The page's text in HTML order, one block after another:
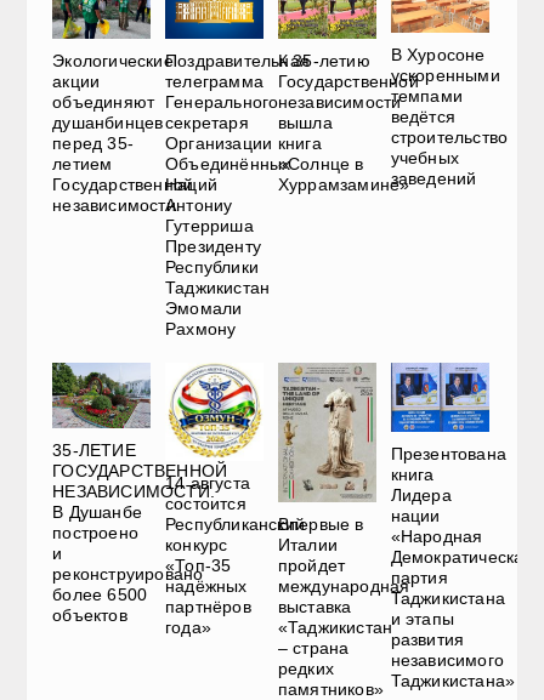
Экологические
акции
объединяют
душанбинцев
перед 35-
летием
Государственной
независимости
Поздравительная
телеграмма
Генерального
секретаря
Организации
Объединённых
Наций
Антониу
Гутерриша
Президенту
Республики
Таджикистан
Эмомали
Рахмону
К 35-летию
Государственной
независимости
вышла
книга
«Солнце в
Хуррамзамине»
В Хуросоне
ускоренными
темпами
ведётся
строительство
учебных
заведений
35-ЛЕТИЕ
ГОСУДАРСТВЕННОЙ
НЕЗАВИСИМОСТИ.
В Душанбе
построено
и
реконструировано
более 6500
объектов
14 августа
состоится
Республиканский
конкурс
«Топ-35
надёжных
партнёров
года»
Впервые в
Италии
пройдет
международная
выставка
«Таджикистан
– страна
редких
памятников»
Презентована
книга
Лидера
нации
«Народная
Демократическая
партия
Таджикистана
и этапы
развития
независимого
Таджикистана»